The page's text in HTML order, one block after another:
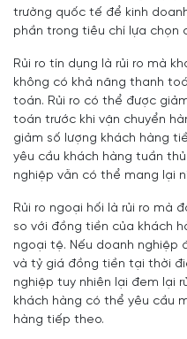
trường quốc tế để kinh
phần trong tiêu chí lựa chọn
Rủi ro tín dụng là rủi ro mà
không có khả năng thanh
toán. Rủi ro có thể được
toán trước khi vận chuyển
giảm số lượng khách hàng
yêu cầu khách hàng tuần
nghiệp vẫn có thể mang lại
Rủi ro ngoại hối là rủi ro mà
so với đồng tiền của khách
ngoại tệ. Nếu doanh nghiệp
và tỷ giá đồng tiền tại thời
nghiệp tuy nhiên lại đem lại
khách hàng có thể yêu cầu
hàng tiếp theo.